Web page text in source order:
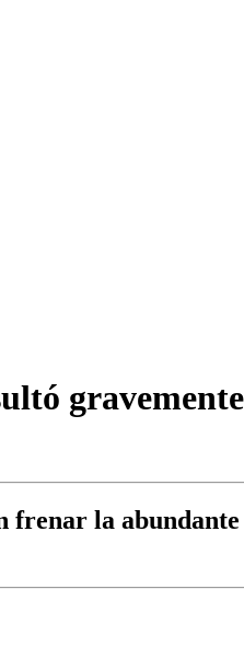
frenar la